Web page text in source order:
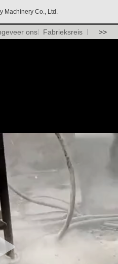
Machinery Co., Ltd.
ons Fabrieksreis >>